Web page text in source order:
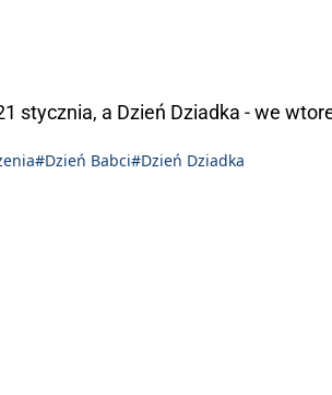
stycznia, a Dzień Dziadka - we
#Dzień Babci#Dzień Dziadka